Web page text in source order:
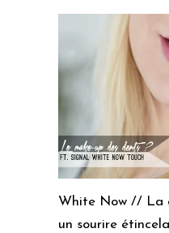
White Now // La
un sourire